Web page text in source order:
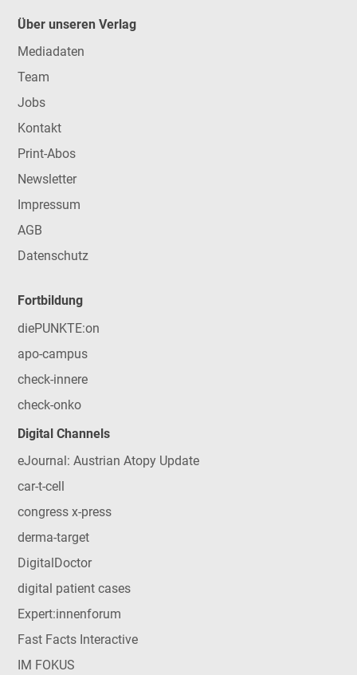
Über unseren Verlag
Mediadaten
Team
Jobs
Kontakt
Print-Abos
Newsletter
Impressum
AGB
Datenschutz
Fortbildung
diePUNKTE:on
apo-campus
check-innere
check-onko
Digital Channels
eJournal: Austrian Atopy Update
car-t-cell
congress x-press
derma-target
DigitalDoctor
digital patient cases
Expert:innenforum
Fast Facts Interactive
IM FOKUS